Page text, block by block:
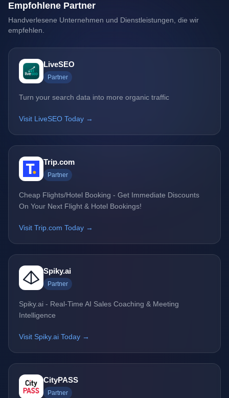
Empfohlene Partner
Handverlesene Unternehmen und Dienstleistungen, die wir
empfehlen.
LiveSEO
Partner
Turn your search data into more organic traffic
Visit LiveSEO Today →
Trip.com
Partner
Cheap Flights/Hotel Booking - Get Immediate Discounts
On Your Next Flight & Hotel Bookings!
Visit Trip.com Today →
Spiky.ai
Partner
Spiky.ai - Real-Time AI Sales Coaching & Meeting
Intelligence
Visit Spiky.ai Today →
CityPASS
Partner